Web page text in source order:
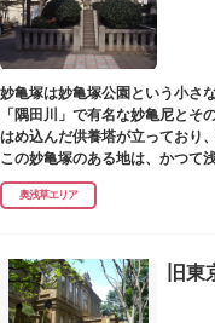
妙亀塚は妙亀塚公園という小さ
「隅田川」で有名な妙亀尼と
はめ込んだ供養塔が立っており
この妙亀塚のある地は、かつて
が通じていました。妙亀塚は「
説」とは平安時代、吉田少将惟
らわれ、都から奥州へつれて
田川岸で里人から梅若の死を
だ、という説話です。謡曲『隅
塚の上には板碑が祀られていま
奥浅草エリア
旧